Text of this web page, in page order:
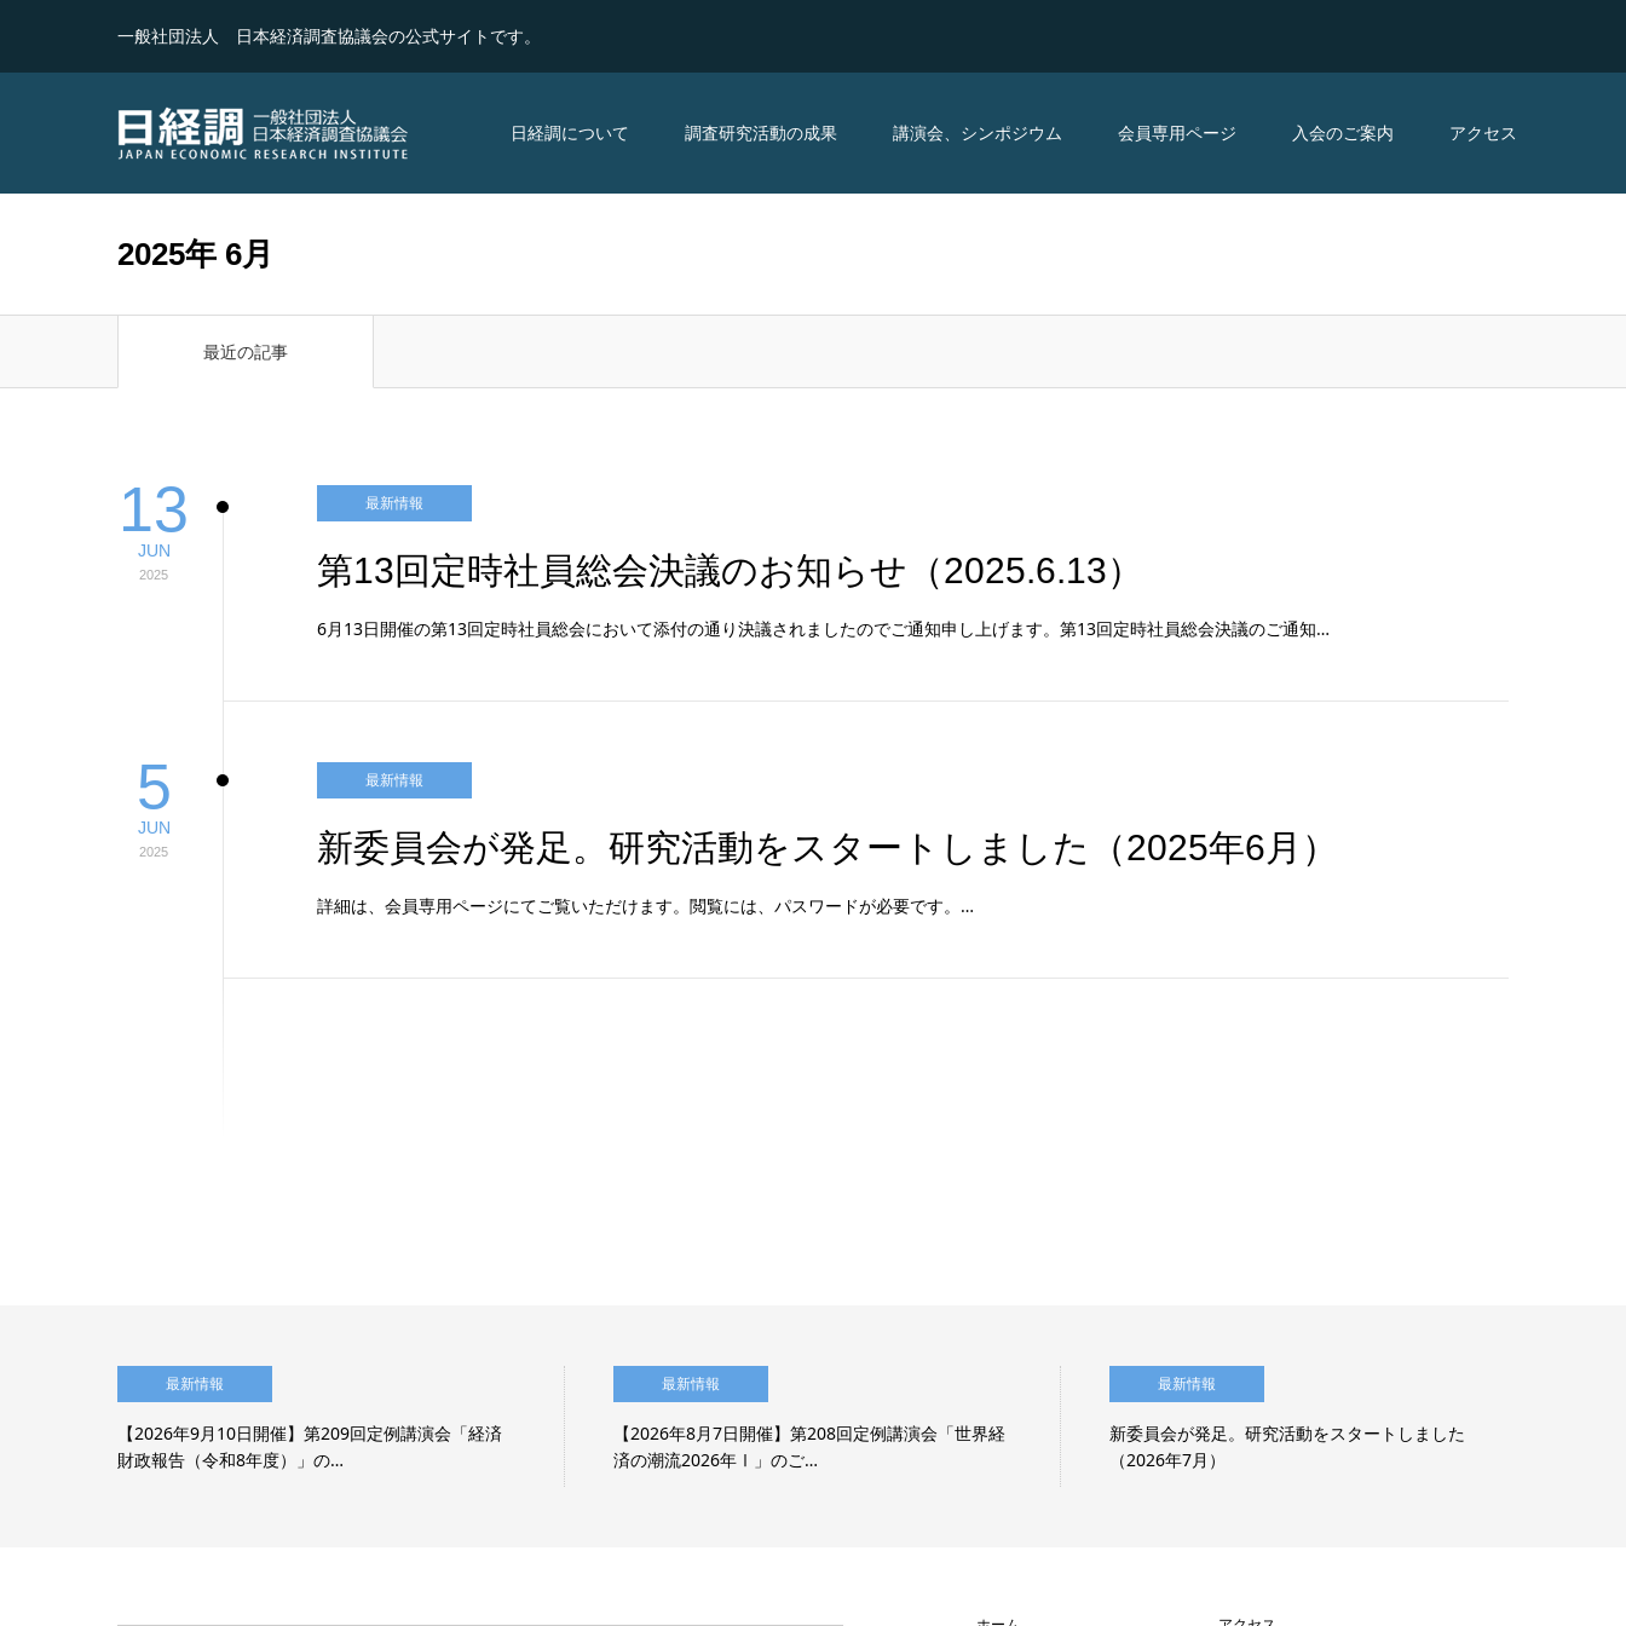
一般社団法人 日本経済調査協議会の公式サイトです。
日経調について 調査研究活動の成果 講演会、シンポジウム 会員専用ページ 入会のご案内 アクセス
2025年 6月
最近の記事
13
JUN
2025
最新情報
第13回定時社員総会決議のお知らせ（2025.6.13）
6月13日開催の第13回定時社員総会において添付の通り決議されましたのでご通知申し上げます。第13回定時社員総会決議のご通知…
5
JUN
2025
最新情報
新委員会が発足。研究活動をスタートしました（2025年6月）
詳細は、会員専用ページにてご覧いただけます。閲覧には、パスワードが必要です。…
最新情報
【2026年9月10日開催】第209回定例講演会「経済
財政報告（令和8年度）」の…
最新情報
【2026年8月7日開催】第208回定例講演会「世界経
済の潮流2026年Ⅰ」のご…
最新情報
新委員会が発足。研究活動をスタートしました
（2026年7月）